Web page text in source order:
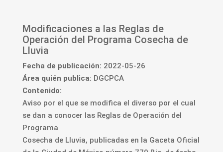
Modificaciones a las Reglas de
Operación del Programa Cosecha de
Lluvia
Fecha de publicación: 2022-05-26
Área quién publica: DGCPCA
Contenido:
Aviso por el que se modifica el diverso por el cual
se dan a conocer las Reglas de Operación del
Programa
Cosecha de Lluvia, publicadas en la Gaceta Oficial